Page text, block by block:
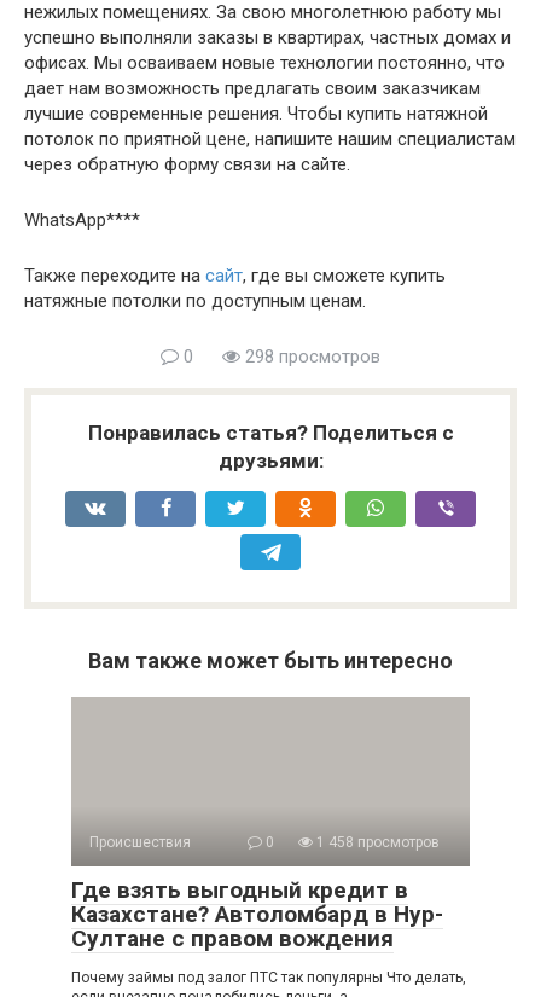
нежилых помещениях. За свою многолетнюю работу мы
успешно выполняли заказы в квартирах, частных домах и
офисах. Мы осваиваем новые технологии постоянно, что
дает нам возможность предлагать своим заказчикам
лучшие современные решения. Чтобы купить натяжной
потолок по приятной цене, напишите нашим специалистам
через обратную форму связи на сайте.
WhatsApp****
Также переходите на сайт, где вы сможете купить
натяжные потолки по доступным ценам.
0 298 просмотров
Понравилась статья? Поделиться с
друзьями:
Вам также может быть интересно
Происшествия 0 1 458 просмотров
Где взять выгодный кредит в
Казахстане? Автоломбард в Нур-
Султане с правом вождения
Почему займы под залог ПТС так популярны Что делать,